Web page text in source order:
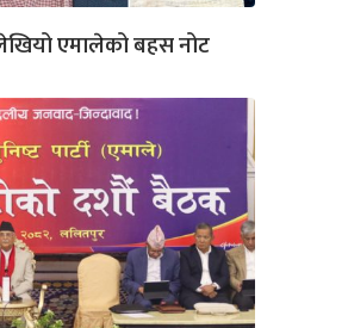
एमालेको बहस नोट